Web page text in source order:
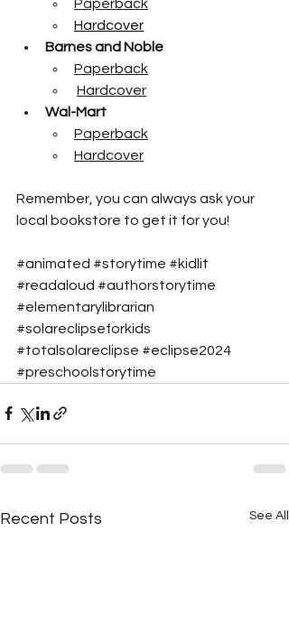
Paperback
Hardcover
Barnes and Noble
Paperback
Hardcover
Wal-Mart
Paperback
Hardcover
Remember, you can always ask your
local bookstore to get it for you!
#animated #storytime #kidlit
#readaloud #authorstorytime
#elementarylibrarian
#solareclipseforkids
#totalsolareclipse #eclipse2024
#preschoolstorytime
Recent Posts See All